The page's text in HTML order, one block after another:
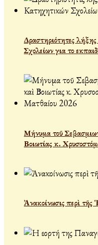
Δραστηριότητες
Σχολείων για το
Μήνυμα τοῦ
Βοιωτίας κ.
Ἀνακοίνωσις περὶ